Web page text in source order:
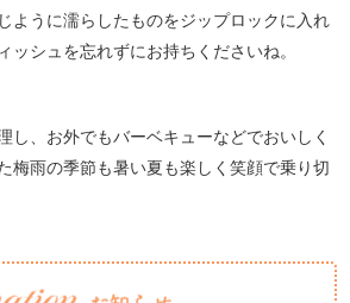
ように濡らしたものをジップロックに入れ
ッシュを忘れずにお持ちくださいね。
し、お外でもバーベキューなどでおいしく
梅雨の季節も暑い夏も楽しく笑顔で乗り切